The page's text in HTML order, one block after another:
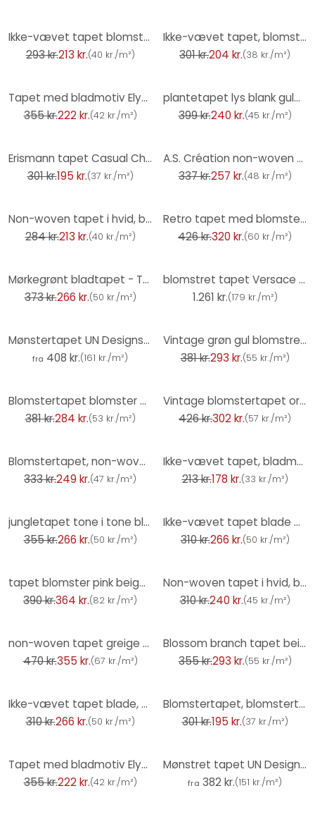
Ikke-vævet tapet blomster, blade blomstret natur mat i hvid grøn
293 kr.213 kr.(40 kr./m²)
Ikke-vævet tapet, blomstermotiv tapet La Terrasse orange
301 kr.204 kr.(38 kr./m²)
Tapet med bladmotiv Elysium beige
355 kr.222 kr.(42 kr./m²)
plantetapet lys blank guldbeige - mønstret tapet med jungledesign
399 kr.240 kr.(45 kr./m²)
Erismann tapet Casual Chic
301 kr.195 kr.(37 kr./m²)
A.S. Création non-woven tapet BOS - blomstret tapet creme, guld, beige
337 kr.257 kr.(48 kr./m²)
Non-woven tapet i hvid, beige bladmotiv bladlook blomstret natur
284 kr.213 kr.(40 kr./m²)
Retro tapet med blomster - blomstret Ikke-vævet tapet rød blå - vintage mønster tapet
426 kr.320 kr.(60 kr./m²)
Mørkegrønt bladtapet - Tapet med mønster i bambuslook - Ikke-vævet tapet moderne
373 kr.266 kr.(50 kr./m²)
blomstret tapet Versace i creme og hvidt non-woven tapet blomstret design
1.261 kr.(179 kr./m²)
Mønstertapet UN Designs - Vintage roser
fra 408 kr.(161 kr./m²)
Vintage grøn gul blomstret tapet - blomstret retro tapet pastel - ikke-vævet tapet
381 kr.293 kr.(55 kr./m²)
Blomstertapet blomster akvarel - Ikke-vævet tapet i lilla lilla beige - romantisk blomstertapet
381 kr.284 kr.(53 kr./m²)
Vintage blomstertapet orangegrønt - blomstret Ikke-vævet tapet i retrostil - tapet
426 kr.302 kr.(57 kr./m²)
Blomstertapet, non-woven Novamur Jackie grøn, sølv
333 kr.249 kr.(47 kr./m²)
Ikke-vævet tapet, bladmotiv-tapet Cameo brown
213 kr.178 kr.(33 kr./m²)
jungletapet tone i tone blågrøn - non-woven tapet blomstret med blade
355 kr.266 kr.(50 kr./m²)
Ikke-vævet tapet blade blomster natur mat i hvid rød
310 kr.266 kr.(50 kr./m²)
tapet blomster pink beige - non-woven tapet blomster planter Livingwalls - mat og glat
390 kr.364 kr.(82 kr./m²)
Non-woven tapet i hvid, blå skaller under vand grafisk natur
310 kr.240 kr.(45 kr./m²)
non-woven tapet greige blomstret til stue soveværelse tapet marburg
470 kr.355 kr.(67 kr./m²)
Blossom branch tapet beige hvid orange - Ikke-vævet tapet med kirsebærblomster
355 kr.293 kr.(55 kr./m²)
Ikke-vævet tapet blade, grene blomstret natur mat i hvid rød
310 kr.266 kr.(50 kr./m²)
Blomstertapet, blomstertapet, Erismann Martinique gul non-woven tapet
301 kr.195 kr.(37 kr./m²)
Tapet med bladmotiv Elysium guld
355 kr.222 kr.(42 kr./m²)
Mønstret tapet UN Designs - Paradise Pink
fra 382 kr.(151 kr./m²)